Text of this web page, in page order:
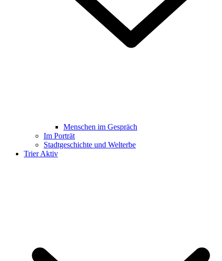
Menschen im Gespräch
Im Porträt
Stadtgeschichte und Welterbe
Trier Aktiv